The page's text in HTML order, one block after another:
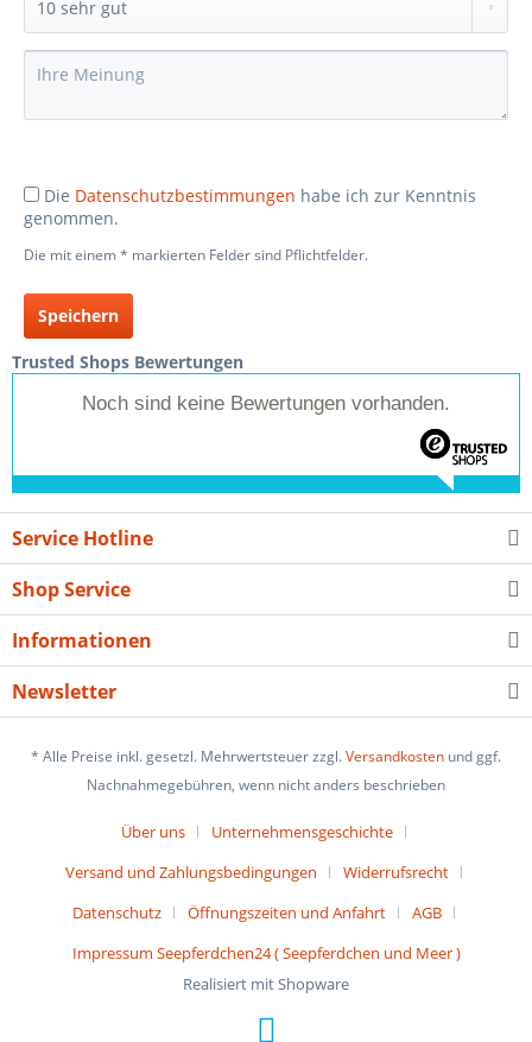
Die Datenschutzbestimmungen habe ich zur Kenntnis
genommen.
Die mit einem * markierten Felder sind Pflichtfelder.
Speichern
Trusted Shops Bewertungen
Noch sind keine Bewertungen vorhanden.
Service Hotline
Shop Service
Informationen
Newsletter
* Alle Preise inkl. gesetzl. Mehrwertsteuer zzgl.Versandkosten und ggf.
Nachnahmegebühren, wenn nicht anders beschrieben
Über uns
Unternehmensgeschichte
Versand und Zahlungsbedingungen
Widerrufsrecht
Datenschutz
Öffnungszeiten und Anfahrt
AGB
Impressum Seepferdchen24 ( Seepferdchen und Meer )
Realisiert mit Shopware